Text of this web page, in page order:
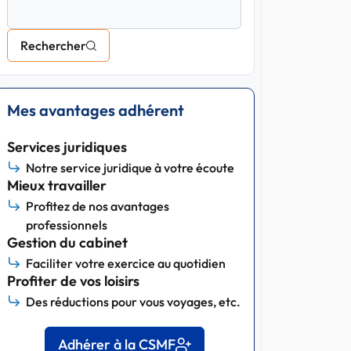
Rechercher
Mes avantages adhérent
Services juridiques
Notre service juridique à votre écoute
Mieux travailler
Profitez de nos avantages
professionnels
Gestion du cabinet
Faciliter votre exercice au quotidien
Profiter de vos loisirs
Des réductions pour vous voyages, etc.
Adhérer à la CSMF